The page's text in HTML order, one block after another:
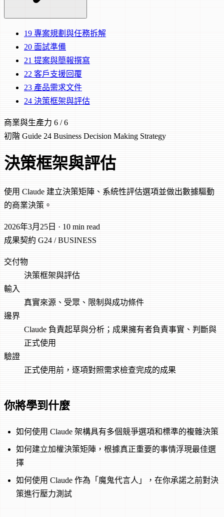
19 專案規劃與任務拆解
20 面試準備
21 提案與簡報撰寫
22 客戶支援回覆
23 產品需求文件
24 決策框架與評估
商業與生產力 6 / 6
初階 Guide 24 Business Decision Making Strategy
決策框架與評估
使用 Claude 建立決策矩陣、系統性評估選項並做出數據驅動
的商業決策。
2026年3月25日 · 10 min read
成果契約 G24 / BUSINESS
交付物
決策框架與評估
輸入
真實來源、受眾、限制與成功條件
邊界
Claude 負責起草與分析；成果擁有者負責事實、判斷與
正式使用
驗證
正式使用前，逐項對照需求檢查完成的成果
你將學到什麼
如何使用 Claude 架構具有多個競爭選項和標準的複雜決策
如何建立加權決策矩陣，根據真正重要的事情浮現最佳選
擇
如何使用 Claude 作為「魔鬼代言人」，在你承諾之前對決
策進行壓力測試